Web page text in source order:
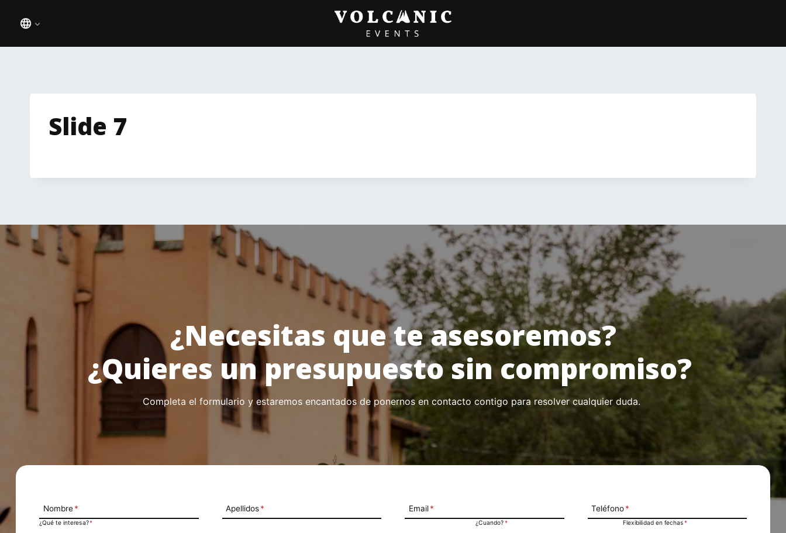
Slide 7
¿Necesitas que te asesoremos?
¿Quieres un presupuesto sin compromiso?
Completa el formulario y estaremos encantados de ponernos en contacto contigo para resolver cualquier duda.
Nombre* Apellidos* Email * Teléfono*
¿Qué te interesa?* ¿Cuando?* Flexibilidad en fechas*